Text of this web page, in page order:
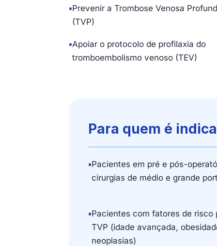
•Prevenir a Trombose Venosa
(TVP)
•Apoiar o protocolo de profilaxia do
tromboembolismo venoso (TEV)
Para quem é
•Pacientes em pré e pós-
cirurgias de médio e grande
•Pacientes com fatores de risco
TVP (idade avançada,
neoplasias)